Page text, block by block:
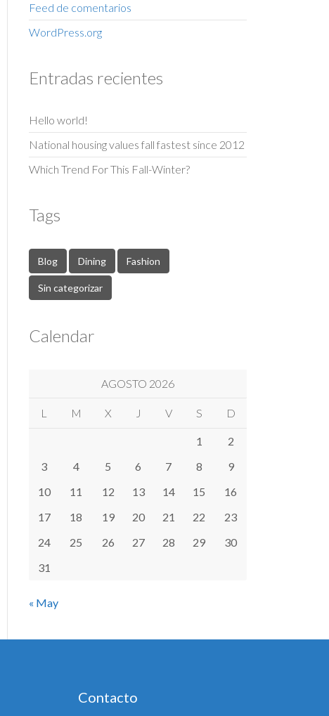
Feed de comentarios
WordPress.org
Entradas recientes
Hello world!
National housing values fall fastest since 2012
Which Trend For This Fall-Winter?
Tags
Blog Dining Fashion
Sin categorizar
Calendar
AGOSTO 2026
L M X J V S D
1
2
3
4 5 6 7 8
9
10
11 12 13 14 15
16
17
18 19 20 21 22
23
24
25 26 27 28 29
30
31
« May
Contacto